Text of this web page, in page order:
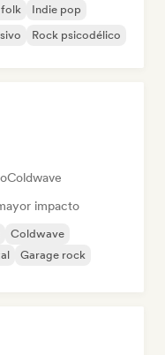
folk
Indie pop
Rock psicodélico
Coldwave
impacto
Coldwave
Garage rock